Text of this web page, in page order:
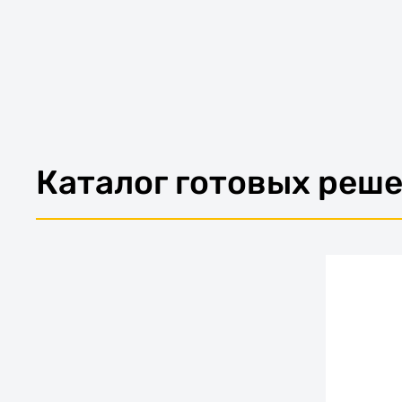
Каталог готовых